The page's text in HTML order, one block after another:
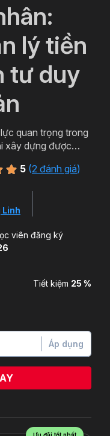
lý tiền
tư duy
quan trọng trong
xây dựng được
Nội dung đầu tư
5 (2 đánh giá)
Linh
viên đăng ký
Tiết kiệm 25 %
Áp dụng